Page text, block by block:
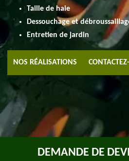
Taille de haie
Dessouchage et
Entretien de jardin
NOS RÉALISATIONS
DEMANDE DE